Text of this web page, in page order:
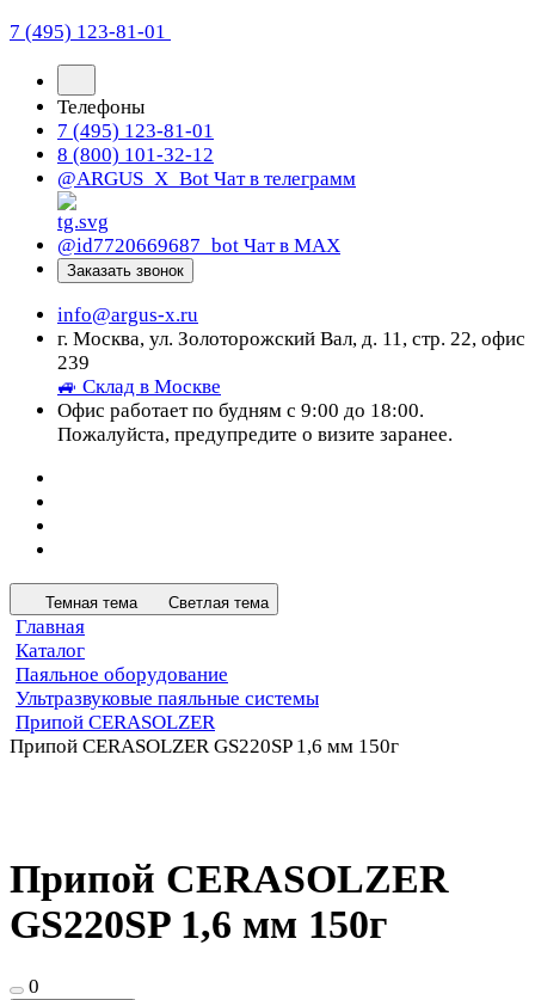
7 (495) 123-81-01
Телефоны
7 (495) 123-81-01
8 (800) 101-32-12
@ARGUS_X_Bot Чат в телеграмм
@id7720669687_bot Чат в МАХ
Заказать звонок
info@argus-x.ru
г. Москва, ул. Золоторожский Вал, д. 11, стр. 22, офис
239
🚙 Склад в Москве
Офис работает по будням с 9:00 до 18:00.
Пожалуйста, предупредите о визите заранее.
Темная тема Светлая тема
Главная
Каталог
Паяльное оборудование
Ультразвуковые паяльные системы
Припой CERASOLZER
Припой CERASOLZER GS220SP 1,6 мм 150г
Припой CERASOLZER
GS220SP 1,6 мм 150г
0